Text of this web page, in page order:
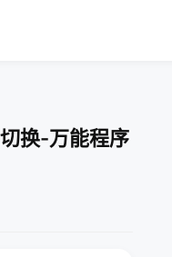
换-万能程序